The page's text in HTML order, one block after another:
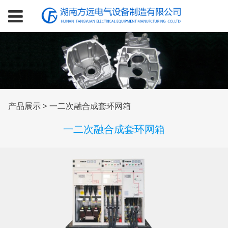
一二次融合成套环网箱
产品展示>一二次融合成套环网箱
一二次融合成套环网箱